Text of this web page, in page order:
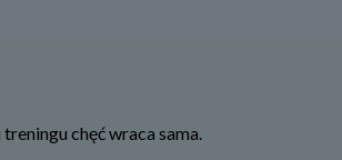
chęć wraca sama.